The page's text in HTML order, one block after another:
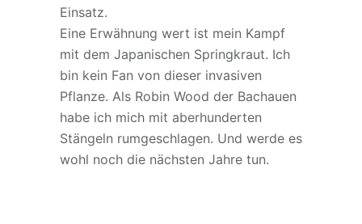
Einsatz.
Eine Erwähnung wert ist mein Kampf
mit dem Japanischen Springkraut. Ich
bin kein Fan von dieser invasiven
Pflanze. Als Robin Wood der Bachauen
habe ich mich mit aberhunderten
Stängeln rumgeschlagen. Und werde es
wohl noch die nächsten Jahre tun.